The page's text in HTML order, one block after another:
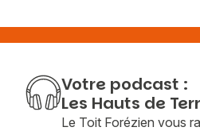
Votre podcast :
Les Hauts de
Le Toit Forézien vous